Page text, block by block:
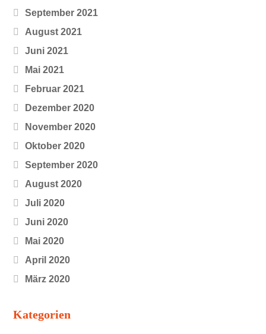
September 2021
August 2021
Juni 2021
Mai 2021
Februar 2021
Dezember 2020
November 2020
Oktober 2020
September 2020
August 2020
Juli 2020
Juni 2020
Mai 2020
April 2020
März 2020
Kategorien